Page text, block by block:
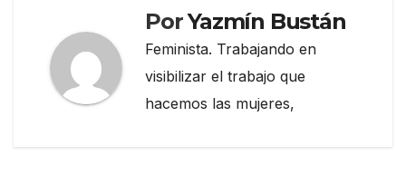
PorYazmín Bustán
Feminista. Trabajando en
visibilizar el trabajo que
hacemos las mujeres,